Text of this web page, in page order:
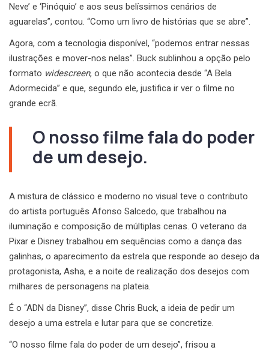
Neve’ e ‘Pinóquio’ e aos seus belíssimos cenários de
aguarelas”, contou. “Como um livro de histórias que se abre”.
Agora, com a tecnologia disponível, “podemos entrar nessas
ilustrações e mover-nos nelas”. Buck sublinhou a opção pelo
formato widescreen, o que não acontecia desde “A Bela
Adormecida” e que, segundo ele, justifica ir ver o filme no
grande ecrã.
O nosso filme fala do poder
de um desejo.
A mistura de clássico e moderno no visual teve o contributo
do artista português Afonso Salcedo, que trabalhou na
iluminação e composição de múltiplas cenas. O veterano da
Pixar e Disney trabalhou em sequências como a dança das
galinhas, o aparecimento da estrela que responde ao desejo da
protagonista, Asha, e a noite de realização dos desejos com
milhares de personagens na plateia.
É o “ADN da Disney”, disse Chris Buck, a ideia de pedir um
desejo a uma estrela e lutar para que se concretize.
“O nosso filme fala do poder de um desejo”, frisou a